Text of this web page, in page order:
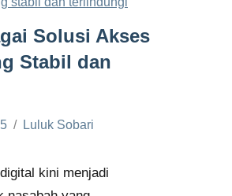
Solusi Akses
Stabil dan
Luluk Sobari
kini menjadi